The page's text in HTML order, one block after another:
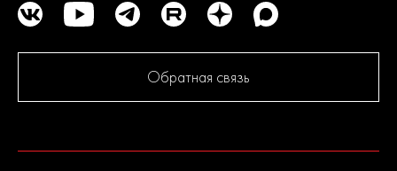
Обратная связь